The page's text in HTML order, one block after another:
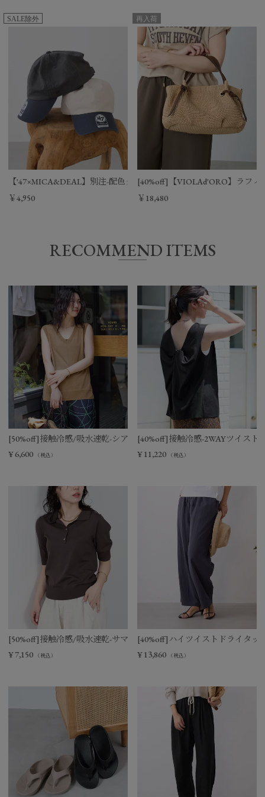
SALE除外
【'47×MICA&DEAL】別注-配色クリーンナップCAP
￥4,950
再入荷
[40%off]【VIOLAd'ORO】ラフィ
￥18,480
RECOMMEND ITEMS
[50%off]接触冷感/吸水速乾-シアーVネックニットベスト
¥ 6,600 （税込）
[40%off]接触冷感-2WAYツイスト
¥ 11,220 （税込）
[50%off]接触冷感/吸水速乾-サマーポロニット
¥ 7,150 （税込）
[40%off]ハイツイストドライタッ
¥ 13,860 （税込）